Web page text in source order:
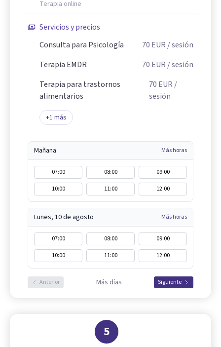
Terapia online
Servicios y precios
Consulta para Psicología
70 EUR / sesión
Terapia EMDR
70 EUR / sesión
Terapia para trastornos
alimentarios
70 EUR /
sesión
+1 más
Mañana Más horas
07:00 08:00
09:00
10:00
11:00 12:00
Lunes, 10 de agosto Más horas
07:00 08:00
09:00
10:00
11:00 12:00
Anterior Más días Siguiente
5